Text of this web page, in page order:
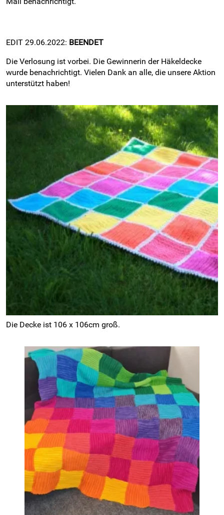
EDIT 29.06.2022: BEENDET
Die Verlosung ist vorbei. Die Gewinnerin der Häkeldecke
wurde benachrichtigt. Vielen Dank an alle, die unsere Aktion
unterstützt haben!
Die Decke ist 106 x 106cm groß.